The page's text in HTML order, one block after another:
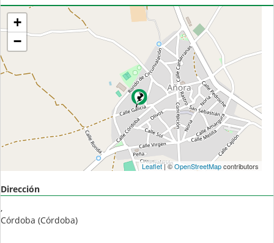
+
−
Leaflet| ©OpenStreetMapcontributors
Dirección
,
Córdoba (Córdoba)